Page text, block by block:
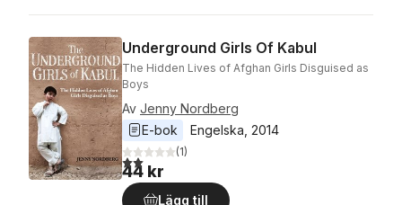
Underground Girls Of Kabul
The Hidden Lives of Afghan Girls Disguised as
Boys
Av Jenny Nordberg
E-bok
Engelska 2014
2,0utav 5 stjärnor. Totalt antal röster:
(1)
44 kr
Lägg till